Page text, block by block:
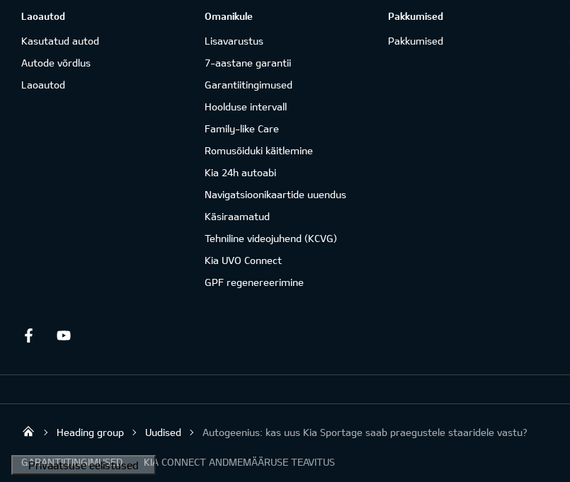
Laoautod
Kasutatud autod
Autode võrdlus
Laoautod
Omanikule
Lisavarustus
7-aastane garantii
Garantiitingimused
Hoolduse intervall
Family-like Care
Romusõiduki käitlemine
Kia 24h autoabi
Navigatsioonikaartide uuendus
Käsiraamatud
Tehniline videojuhend (KCVG)
Kia UVO Connect
GPF regenereerimine
Pakkumised
Pakkumised
Facebook
Tradilo OÜ
Heading group Uudised Autogeenius: kas uus Kia Sportage saab praegustele staaridele vastu?
GARANTIITINGIMUSED KIA CONNECT ANDMEMÄÄRUSE TEAVITUS